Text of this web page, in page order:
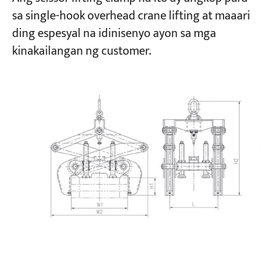
sa single-hook overhead crane lifting at maaari
ding espesyal na idinisenyo ayon sa mga
kinakailangan ng customer.